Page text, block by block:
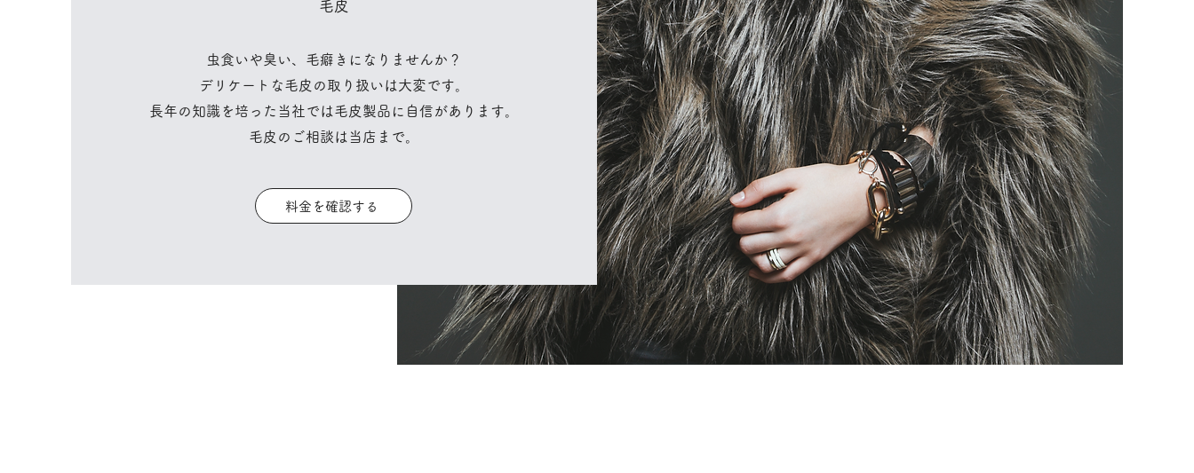
​毛皮
​虫食いや臭い、毛癖きになりませんか？
デリケートな毛皮の取り扱いは大変です。
長年の知識を培った当社では毛皮製品に自信があります。
​毛皮のご相談は当店まで。
料金を確認する